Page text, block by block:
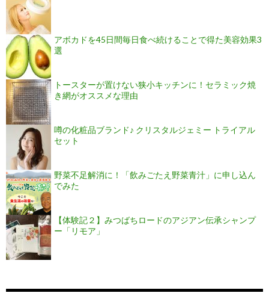
アボカドを45日間毎日食べ続けることで得た美容効果3
選
トースターが置けない狭小キッチンに！セラミック焼
き網がオススメな理由
噂の化粧品ブランド♪ クリスタルジェミー トライアル
セット
野菜不足解消に！「飲みごたえ野菜青汁」に申し込ん
でみた
【体験記２】みつばちロードのアジアン伝承シャンプ
ー「リモア」